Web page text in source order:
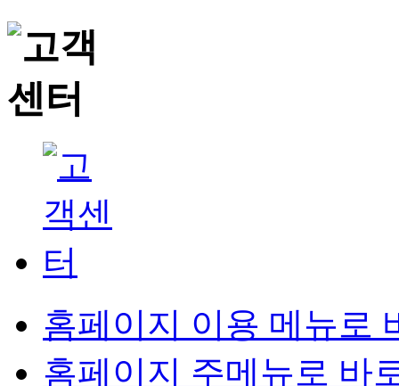
홈페이지 이용 메뉴로
홈페이지 주메뉴로 바